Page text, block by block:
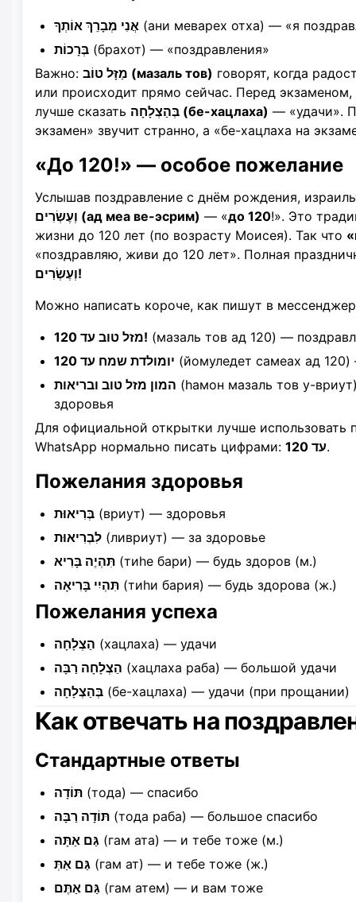
אֲנִי מְבָרֵךְ אוֹתְךָ (ани меварех отха) — «я
בְּרָכוֹת (брахот) — «поздравления»
Важно:
מַזָּל טוֹב (мазаль тов) говорят, когда
или происходит прямо сейчас. Перед
лучше сказать
בְּהַצְלָחָה (бе-хацлаха) — «удачи».
экзамен» звучит странно, а «бе-хацлаха на
«До 120!» — особое пожелание
Услышав поздравление с днём рождения,
וְעֶשְׂרִים (ад меа ве-эсрим) — «до 120!». Это
жизни до 120 лет (по возрасту Моисея). Так что
«поздравляю, живи до 120 лет». Полная
וְעֶשְׂרִים!
Можно написать короче, как пишут в
מזל טוב עד 120! (мазаль тов ад 120) —
יומולדת שמח עד 120 (йомуледет самеах ад
המון מזל טוב ובריאות (hамон мазаль тов у-
здоровья
Для официальной открытки лучше
WhatsApp нормально писать цифрами:
עד 120.
Пожелания здоровья
בְּרִיאוּת (вриут) — здоровья
לִבְרִיאוּת (ливриут) — за здоровье
תִּהְיֶה בָּרִיא (тиhе бари) — будь здоров (м.)
תִּהְיִי בָּרִיאָה (тиhи бария) — будь здорова (ж.)
Пожелания успеха
הַצְלָחָה (хацлаха) — удачи
הַצְלָחָה רַבָּה (хацлаха раба) — большой удачи
בְּהַצְלָחָה (бе-хацлаха) — удачи (при прощании)
Как отвечать на
Стандартные ответы
תּוֹדָה (тода) — спасибо
תּוֹדָה רַבָּה (тода раба) — большое спасибо
גַּם אַתָּה (гам ата) — и тебе тоже (м.)
גַּם אַתְּ (гам ат) — и тебе тоже (ж.)
גַּם אַתֶּם (гам атем) — и вам тоже